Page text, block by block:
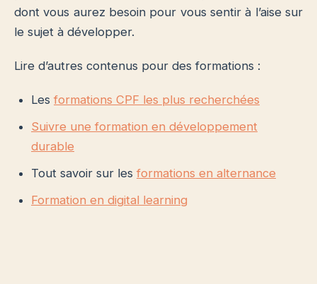
dont vous aurez besoin pour vous sentir à l’aise sur
le sujet à développer.
Lire d’autres contenus pour des formations :
Les formations CPF les plus recherchées
Suivre une formation en développement
durable
Tout savoir sur les formations en alternance
Formation en digital learning